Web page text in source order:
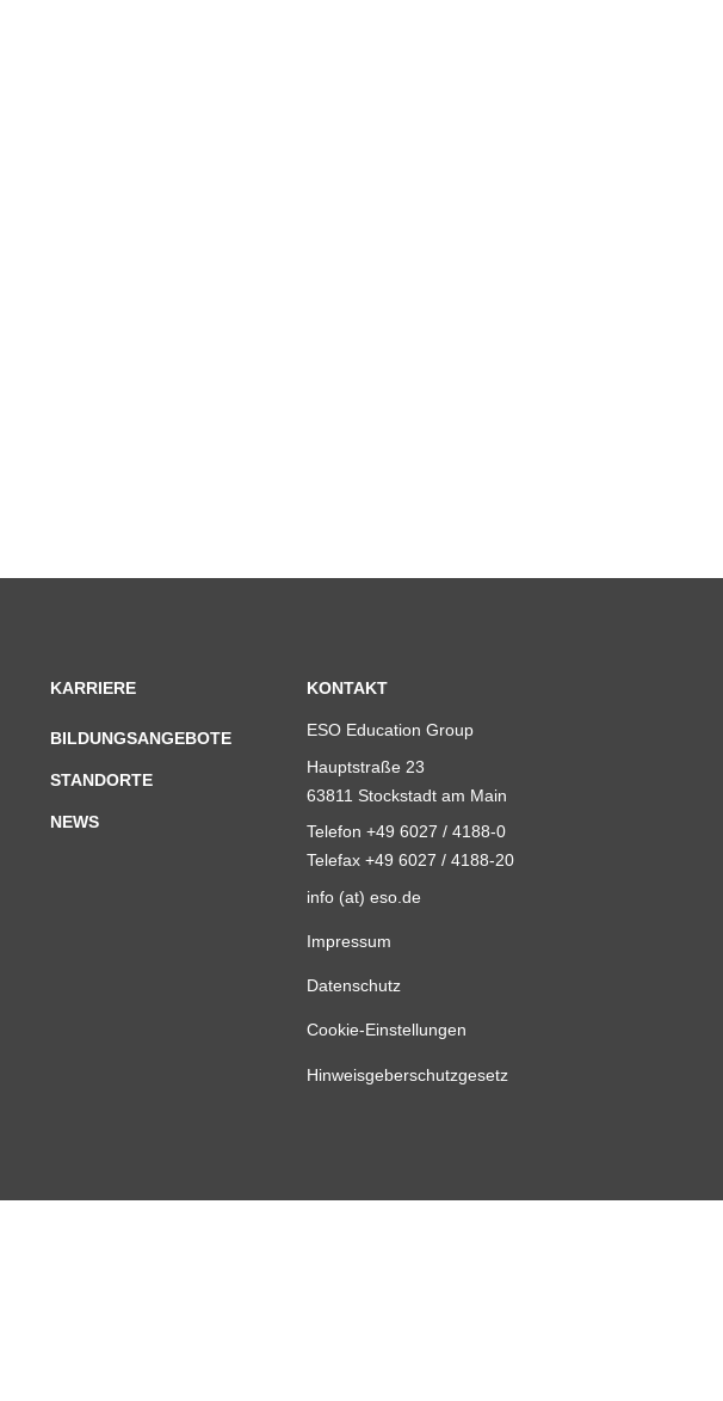
KARRIERE
BILDUNGSANGEBOTE
STANDORTE
NEWS
KONTAKT
ESO Education Group
Hauptstraße 23
63811 Stockstadt am Main
Telefon +49 6027 / 4188-0
Telefax +49 6027 / 4188-20
info (at) eso.de
Impressum
Datenschutz
Cookie-Einstellungen
Hinweisgeberschutzgesetz